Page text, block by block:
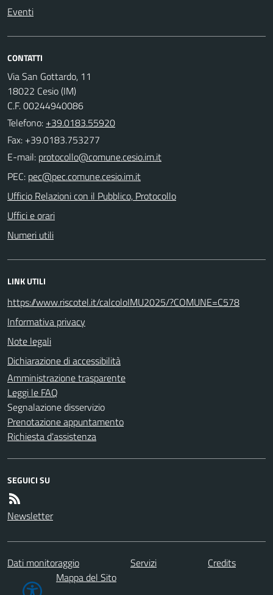
Eventi
CONTATTI
Via San Gottardo, 11
18022 Cesio (IM)
C.F. 00244940086
Telefono: +39.0183.55920
Fax: +39.0183.753277
E-mail:
PEC:
Ufficio Relazioni con il Pubblico, Protocollo
Uffici e orari
Numeri utili
LINK UTILI
https://www.riscotel.it/calcoloIMU2025/?COMUNE=C578
Informativa privacy
Note legali
Dichiarazione di accessibilità
Amministrazione trasparente
Leggi le FAQ
Segnalazione disservizio
Prenotazione appuntamento
Richiesta d'assistenza
SEGUICI SU
Newsletter
Dati monitoraggio Servizi
Credits
Mappa del Sito